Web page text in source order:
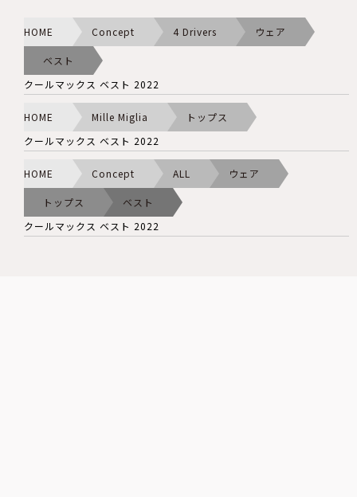
HOME Concept 4 Drivers ウェア
ベスト
クールマックス ベスト 2022
HOME Mille Miglia
トップス
クールマックス ベスト 2022
HOME Concept ALL ウェア
トップス
ベスト
クールマックス ベスト 2022